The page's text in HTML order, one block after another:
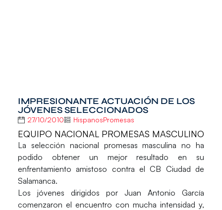
IMPRESIONANTE ACTUACIÓN DE LOS
JÓVENES SELECCIONADOS
27/10/2010 HispanosPromesas
EQUIPO NACIONAL PROMESAS MASCULINO
La selección nacional promesas masculina no ha
podido obtener un mejor resultado en su
enfrentamiento amistoso contra el CB Ciudad de
Salamanca.
Los jóvenes dirigidos por Juan Antonio García
comenzaron el encuentro con mucha intensidad y,